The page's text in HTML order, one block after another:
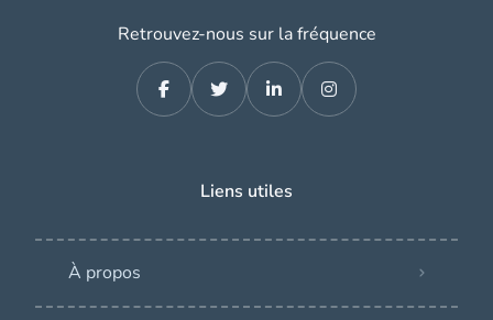
Retrouvez-nous sur la fréquence
Liens utiles
À propos